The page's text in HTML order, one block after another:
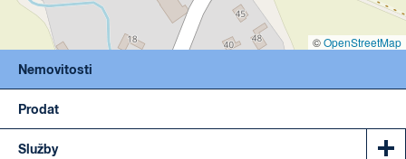
©OpenStreetMap
Nemovitosti
Prodat
Služby